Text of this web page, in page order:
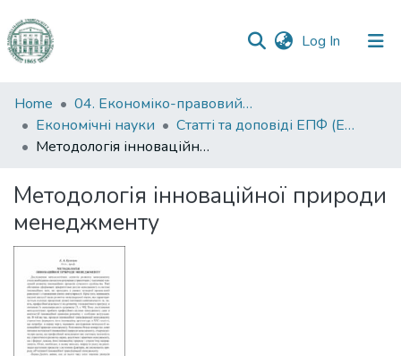
Log In (current)
Communities
&
Collections
Statistics
Home
04. Економіко-правовий факультет
Економічні науки
Статті та доповіді ЕПФ (Економічні науки)
Методологія інноваційної природи менеджменту
Методологія інноваційної природи
менеджменту